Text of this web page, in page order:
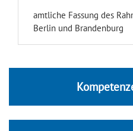
amtliche Fassung des
Berlin und Brandenburg